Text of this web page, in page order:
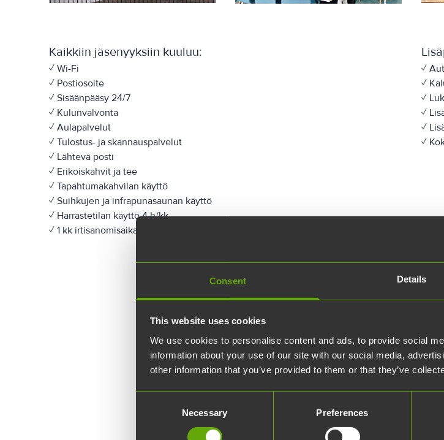
Consent Details
This website uses cookies
We use cookies to personalise content and ads, to provide social
information about your use of our site with our social media,
other information that you’ve provided to them or that they’ve
Necessary Preferences
Kaikkiin jäsenyyksiin kuuluu:
✓ Wi-Fi
✓ Postiosoite
✓ Sisäänpääsy 24/7
✓ Kulunvalvonta
✓ Aulapalvelut
✓ Tulostus- ja skannauspalvelut
✓ Lähtevä posti
✓ Erikoiskahvit ja tee
✓ Tapahtumakahvilan käyttö
✓ Suihkujen ja infrapunasaunan käyttö
✓ Harrastetilan käyttö 4 h/kk
✓ 1 kk irtisanomisaika, ei vuokravakuutta
✓
✓
✓
✓
✓
✓
Ota yhteyttä
Yhteystietosi:
Etunimi: